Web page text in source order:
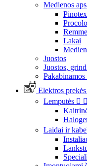
Medienos
Lakai
Juostos
Juostos,
Elektros prekės
Lemputės  
Laidai ir